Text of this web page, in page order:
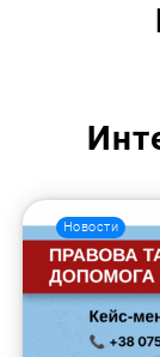
Новости